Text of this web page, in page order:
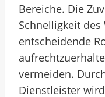
Bereiche. Die
Schnelligkeit
entscheidende
vermeiden.
Dienstleister